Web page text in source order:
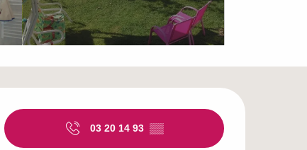
Openingstijden en
03 20 14 93 ▒▒